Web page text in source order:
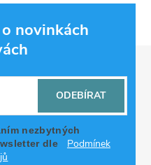
novinkách
nezbytných
dle
Podmínek
ODEBÍRAT